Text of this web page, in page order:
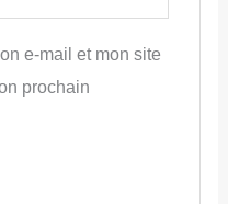
e-mail et mon site
prochain